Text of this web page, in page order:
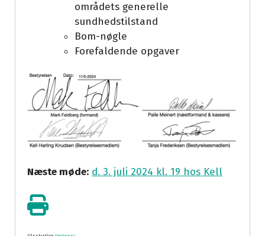
områdets generelle
sundhedstilstand
Bom-nøgle
Forefaldende opgaver
Næste møde: d. 3. juli 2024 kl. 19 hos Kell